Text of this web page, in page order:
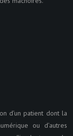
d’un patient dont la
ou d’autres